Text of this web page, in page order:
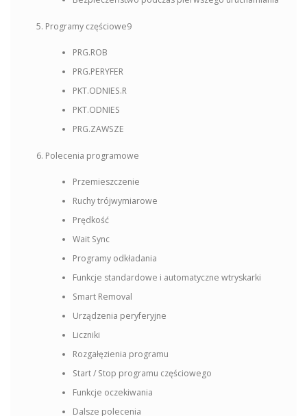
Programy częściowe9
PRG.ROB
PRG.PERYFER
PKT.ODNIES.R
PKT.ODNIES
PRG.ZAWSZE
Polecenia programowe
Przemieszczenie
Ruchy trójwymiarowe
Prędkość
Wait Sync
Programy odkładania
Funkcje standardowe i automatyczne wtryskarki
Smart Removal
Urządzenia peryferyjne
Liczniki
Rozgałęzienia programu
Start / Stop programu częściowego
Funkcje oczekiwania
Dalsze polecenia